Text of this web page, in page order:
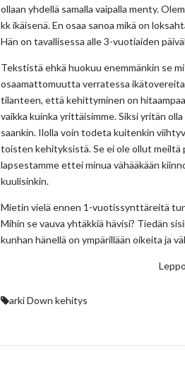
ollaan yhdellä samalla vaipalla menty.
kk ikäisenä. En osaa sanoa mikä on
Hän on tavallisessa alle 3-vuotiaiden
Tekstistä ehkä huokuu enemmänkin se
osaamattomuutta verratessa
tilanteen, että kehittyminen on
vaikka kuinka yrittäisimme. Siksi yritän
saankin. Ilolla voin todeta kuitenkin
toisten kehityksistä. Se ei ole ollut meiltä
lapsestamme ettei minua vähääkään
kuulisinkin.
Mietin vielä ennen 1-vuotissynttäreitä
Mihin se vauva yhtäkkiä hävisi? Tiedän
kunhan hänellä on ympärillään oikeita ja
arkiDown kehitys